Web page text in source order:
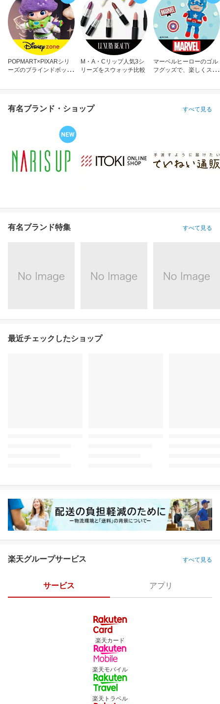
POPMART×PIXARシリ
ーズのブラインドボック
M・A・Cリップ人気3シ
リーズをスウォッチ比較
マーベルヒーローのゴル
フグッズで、楽しくスコ
有名ブランド・ショップ すべて見る
有名ブランド特集 すべて見る
最近チェックしたショップ
楽天グループサービス すべて見る
サービス アプリ
楽天カード
楽天モバイル
楽天トラベル